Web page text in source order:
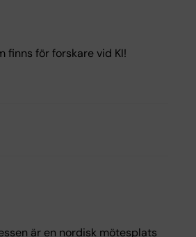
för forskare vid KI!
är en nordisk mötesplats